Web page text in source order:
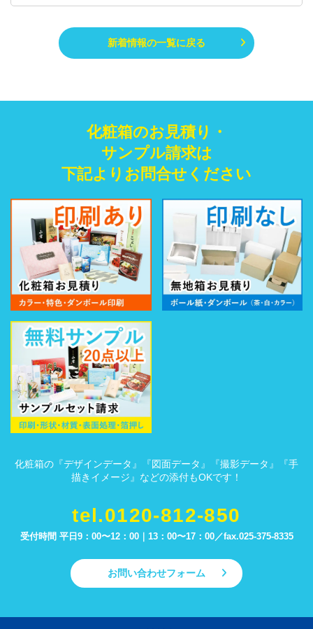
新着情報の一覧に戻る
化粧箱のお見積り・
サンプル請求は
下記よりお問合せください
化粧箱の『デザインデータ』『図面データ』『撮影データ』『手
描きイメージ』などの添付もOKです！
tel.0120-812-850
受付時間 平日9：00〜12：00｜13：00〜17：00／fax.025-375-8335
お問い合わせフォーム